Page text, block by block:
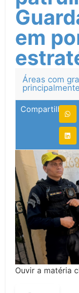
em
Áreas com
Compartilhe:
Ouvir a matéria